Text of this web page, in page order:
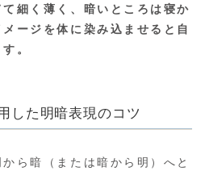
細く薄く、暗いところは寝か
ージを体に染み込ませると自
。
した明暗表現のコツ
ら暗（または暗から明）へと